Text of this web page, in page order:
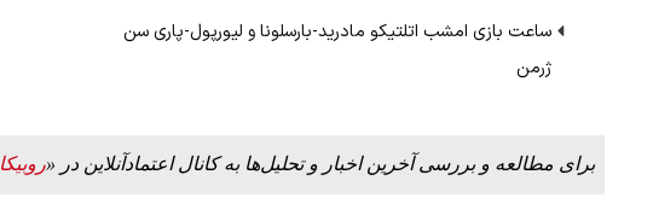
ساعت بازی امشب اتلتیکو مادرید-بارسلونا و لیورپول-پاری سن
ژرمن
برای مطالعه و بررسی آخرین اخبار و تحلیل‌ها به کانال اعتمادآنلاین در «روبیکا